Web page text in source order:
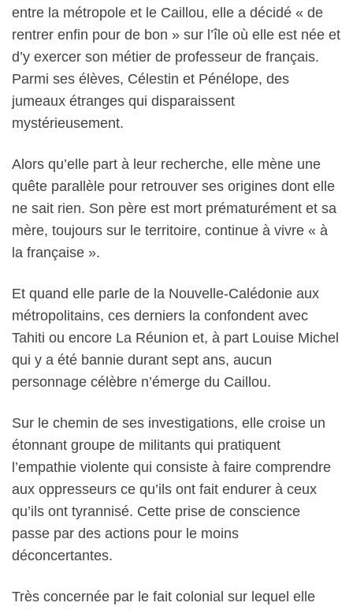
entre la métropole et le Caillou, elle a décidé « de
rentrer enfin pour de bon » sur l’île où elle est née et
d’y exercer son métier de professeur de français.
Parmi ses élèves, Célestin et Pénélope, des
jumeaux étranges qui disparaissent
mystérieusement.
Alors qu’elle part à leur recherche, elle mène une
quête parallèle pour retrouver ses origines dont elle
ne sait rien. Son père est mort prématurément et sa
mère, toujours sur le territoire, continue à vivre « à
la française ».
Et quand elle parle de la Nouvelle-Calédonie aux
métropolitains, ces derniers la confondent avec
Tahiti ou encore La Réunion et, à part Louise Michel
qui y a été bannie durant sept ans, aucun
personnage célèbre n’émerge du Caillou.
Sur le chemin de ses investigations, elle croise un
étonnant groupe de militants qui pratiquent
l’empathie violente qui consiste à faire comprendre
aux oppresseurs ce qu’ils ont fait endurer à ceux
qu’ils ont tyrannisé. Cette prise de conscience
passe par des actions pour le moins
déconcertantes.
Très concernée par le fait colonial sur lequel elle